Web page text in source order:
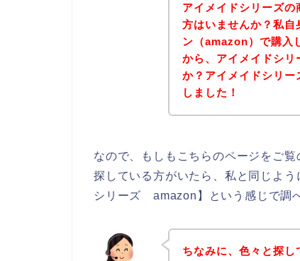
アイメイドシリーズ
方はいませんか？私
ン（amazon）で購入
から、アイメイドシ
か？アイメイドシリー
しました！
なので、もしもこちらのページをご
探している方がいたら、私と同じよ
シリーズ amazon】という感じで調
ちなみに、色々と探